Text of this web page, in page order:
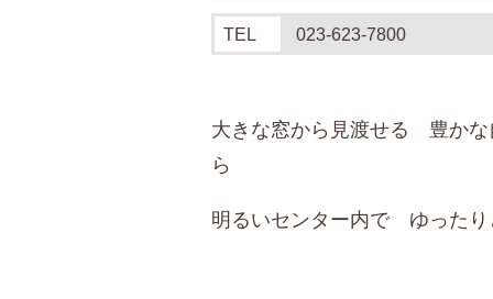
TEL 023-623-7800
大きな窓から見渡せる 豊かな
ら
明るいセンター内で ゆったり